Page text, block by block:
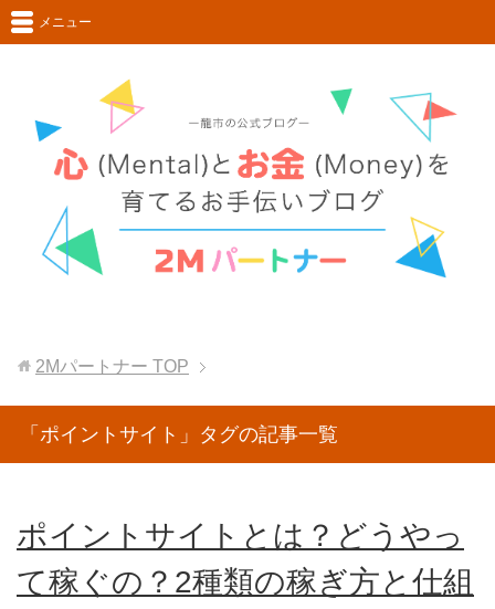
メニュー
2Mパートナー TOP
「ポイントサイト」タグの記事一覧
ポイントサイトとは？どうやっ
て稼ぐの？2種類の稼ぎ方と仕組